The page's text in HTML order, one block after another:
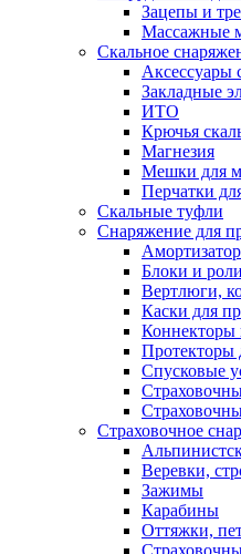
Зацепы и
Массажные
Скальное
Аксессуары
Закладные
ИТО
Крючья
Магнезия
Мешки для
Перчатки
Скальные туфли
Снаряжение для
Блоки и
Вертлюги,
Каски для
Коннекторы
Протекторы
Спусковые
Страховочное
Веревки,
Зажимы
Карабины
Оттяжки,